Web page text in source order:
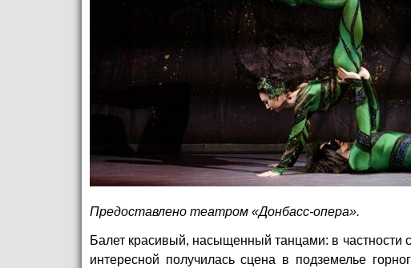
Предоставлено театром «Донбасс-опера».
Балет красивый, насыщенный танцами: в
интересной получилась сцена в подземелье